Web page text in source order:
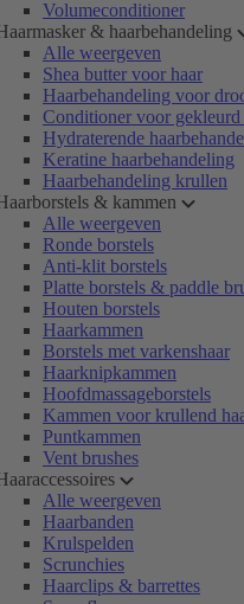
Volumeconditioner
& haarbehandeling
Alle weergeven
Shea butter voor haar
Haarbehandeling voor
Conditioner voor gekleurd
Hydraterende
Keratine haarbehandeling
Haarbehandeling krullen
& kammen
Alle weergeven
Ronde borstels
Anti-klit borstels
Platte borstels & paddle
Houten borstels
Haarkammen
Borstels met varkenshaar
Haarknipkammen
Hoofdmassageborstels
Kammen voor krullend
Puntkammen
Vent brushes
Alle weergeven
Haarbanden
Krulspelden
Scrunchies
Haarclips & barrettes